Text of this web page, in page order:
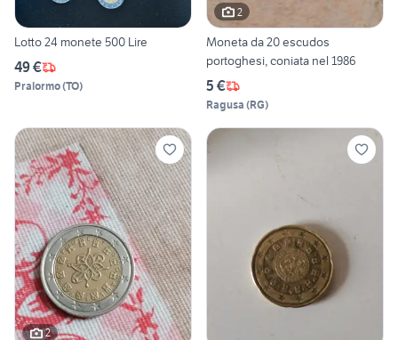
Lotto 24 monete 500 Lire
49 €
Pralormo(TO)
2
Moneta da 20 escudos
portoghesi, coniata nel 1986
5 €
Ragusa (RG)
2